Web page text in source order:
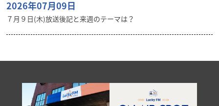
2026年07月09日
７月９日(木)放送後記と来週のテーマは？